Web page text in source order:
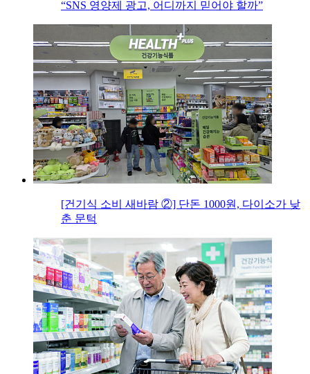
“SNS 영양제 광고, 어디까지 믿어야 할까”
[건기식 소비 새바람 ②] 단돈 1000원, 다이소가 낮
춘 문턱